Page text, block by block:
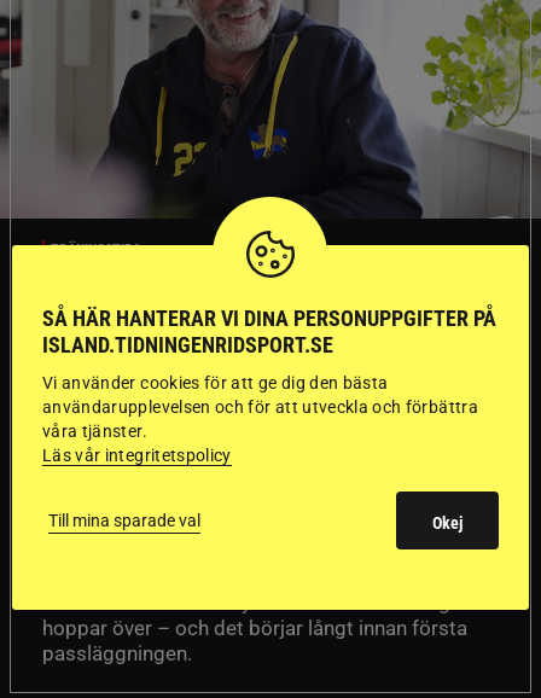
TRÄNINGSTIPS
”Gummi” berättar:
Första stegen mot
en internationell
passhäst
Att rida pass på hög nivå handlar om
hoppar över – och det börjar långt innan första
passläggningen.
SÅ HÄR HANTERAR VI DINA PERSONUPPGIFTER PÅ
ISLAND.TIDNINGENRIDSPORT.SE
Vi använder cookies för att ge dig den bästa
användarupplevelsen och för att utveckla och förbättra
våra tjänster.
Läs vår integritetspolicy
Till mina sparade val Okej